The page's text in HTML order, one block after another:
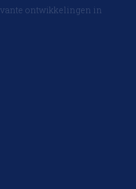
ontwikkelingen in